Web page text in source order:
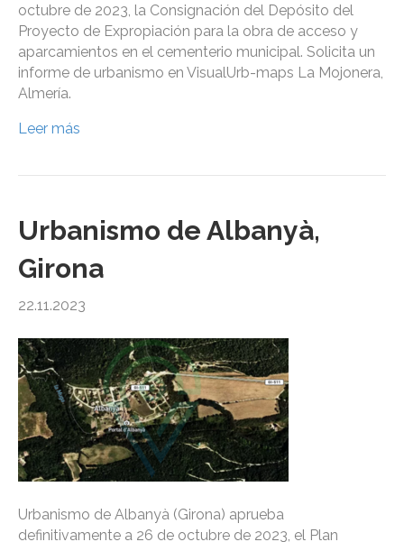
octubre de 2023, la Consignación del Depósito del
Proyecto de Expropiación para la obra de acceso y
aparcamientos en el cementerio municipal. Solicita un
informe de urbanismo en VisualUrb-maps La Mojonera,
Almería.
Leer más
Urbanismo de Albanyà,
Girona
22.11.2023
Urbanismo de Albanyà (Girona) aprueba
definitivamente a 26 de octubre de 2023, el Plan